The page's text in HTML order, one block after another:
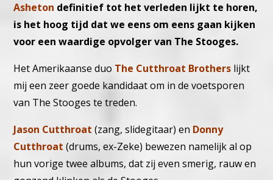
Asheton definitief tot het verleden lijkt te horen,
is het hoog tijd dat we eens om eens gaan kijken
voor een waardige opvolger van The Stooges.
Het Amerikaanse duo The Cutthroat Brothers lijkt
mij een zeer goede kandidaat om in de voetsporen
van The Stooges te treden.
Jason Cutthroat (zang, slidegitaar) en Donny
Cutthroat (drums, ex-Zeke) bewezen namelijk al op
hun vorige twee albums, dat zij even smerig, rauw en